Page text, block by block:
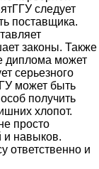
следует
поставщика.
законы. Также
диплома может
серьезного
может быть
получить
хлопот.
просто
и навыков.
ответственно и